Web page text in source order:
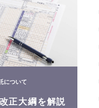
について
正大綱を解説